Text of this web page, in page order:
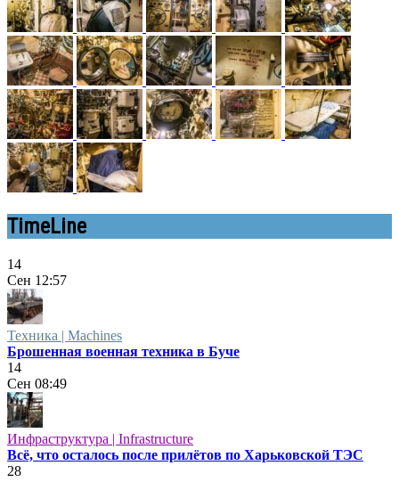
TimeLine
14
Сен 12:57
Техника | Machines
Брошенная военная техника в Буче
14
Сен 08:49
Инфраструктура | Infrastructure
Всё, что осталось после прилётов по Харьковской ТЭС
28